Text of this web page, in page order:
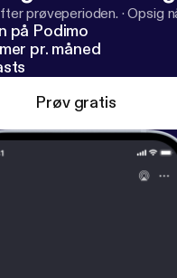
prøveperioden. ·Opsig
på Podimo
pr. måned
Prøv gratis